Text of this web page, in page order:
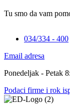
Tu smo da vam
034/334 - 400
Email adresa
Ponedeljak - Petak
Podaci firme i rok